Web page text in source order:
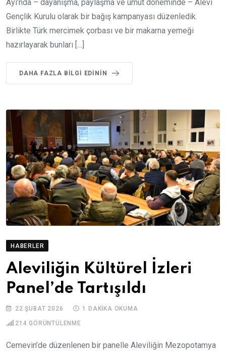
Ayı’nda – dayanışma, paylaşma ve umut döneminde – Alevi
Gençlik Kurulu olarak bir bağış kampanyası düzenledik.
Birlikte Türk mercimek çorbası ve bir makarna yemeği
hazırlayarak bunları […]
DAHA FAZLA BILGI EDININ
HABERLER
Aleviliğin Kültürel İzleri
Panel’de Tartışıldı
22 ŞUBAT 2026 1 DAKIKA OKUMA
214 GÖRÜNTÜLENME
Cemevin’de düzenlenen bir panelle Aleviliğin Mezopotamya